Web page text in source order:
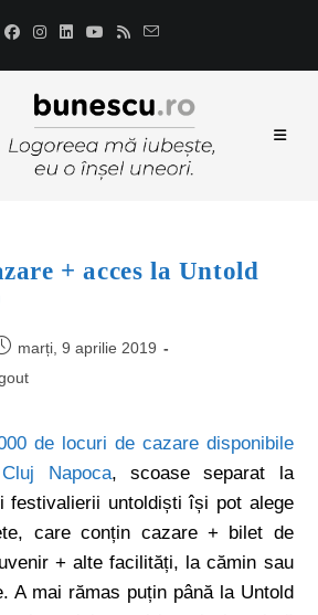
+ acces la Untold
marți, 9 aprilie 2019
de locuri de cazare disponibile
Napoca, scoase separat la
festivalierii untoldiști își pot alege
care conțin cazare + bilet de
+ alte facilități, la cămin sau
A mai rămas puțin până la Untold